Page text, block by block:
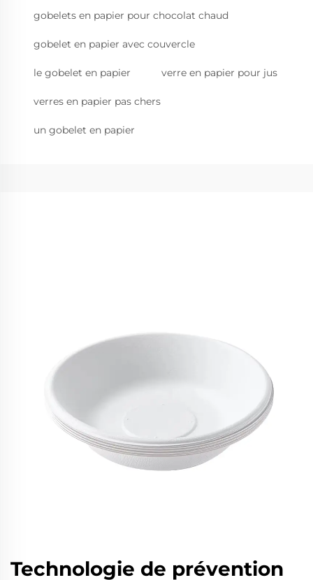
gobelets en papier pour chocolat chaud
gobelet en papier avec couvercle
le gobelet en papier verre en papier pour jus
verres en papier pas chers
un gobelet en papier
Technologie de prévention